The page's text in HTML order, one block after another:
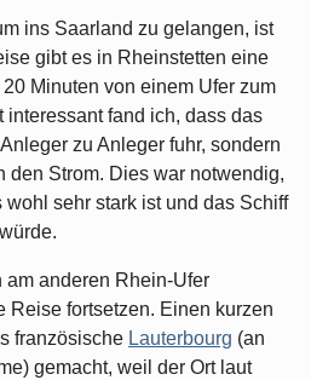
ins Saarland zu gelangen, ist
gibt es in Rheinstetten eine
Minuten von einem Ufer zum
interessant fand ich, dass das
zu Anleger fuhr, sondern
den Strom. Dies war notwendig,
sehr stark ist und das Schiff
anderen Rhein-Ufer
Reise fortsetzen. Einen kurzen
französische Lauterbourg (an
gemacht, weil der Ort laut